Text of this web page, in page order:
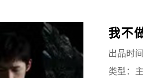
我不
出品时
类型：